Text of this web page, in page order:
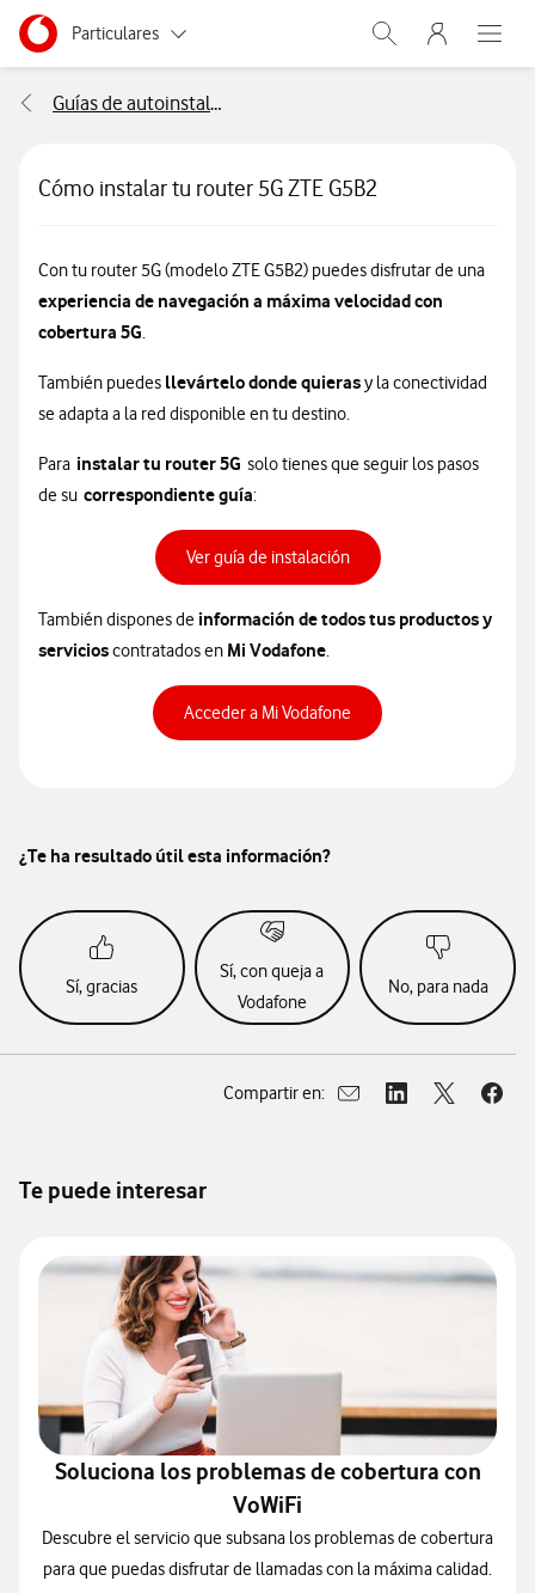
Ir a la pagina principal de vodafone.es
Menu navegación Segmento
Particulares
Autónomos
Abrir buscador.
Menu
Abre
Guías de autoinstalación
Cómo instalar tu router 5G ZTE G5B2
Con tu router 5G (modelo ZTE G5B2) puedes disfrutar de una
experiencia de navegación a máxima velocidad con
cobertura 5G.
También puedes llevártelo donde quierasy la conectividad
se adapta a la red disponible en tu destino.
Para instalar tu router 5G solo tienes que seguir los pasos
de su correspondiente guía:
Ver guía de instalación
También dispones de información de todos tus productos y
servicioscontratados en Mi Vodafone.
Acceder a Mi Vodafone
¿Te ha resultado útil esta información?
Sí, gracias
Sí, con queja a
Vodafone
No, para nada
Compartir en:
Abrir ventana para
Abrir ventana
Abrir Abrir
Te puede interesar
Soluciona los problemas de cobertura con
VoWiFi
Descubre el servicio que subsana los problemas de cobertura
para que puedas disfrutar de llamadas con la máxima calidad.